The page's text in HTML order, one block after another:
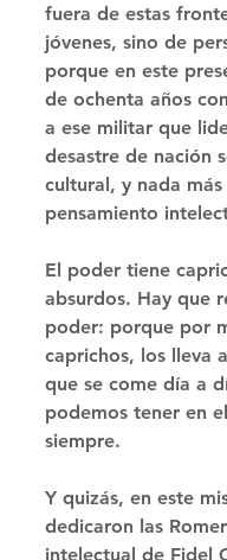
fuera de estas
jóvenes, sino de
porque en este
de ochenta años
a ese militar que
desastre de nación
cultural, y nada
pensamiento
El poder tiene
absurdos. Hay que
poder: porque por
caprichos, los lleva
que se come día a
podemos tener en
siempre.
Y quizás, en este
dedicaron las
intelectual de Fidel